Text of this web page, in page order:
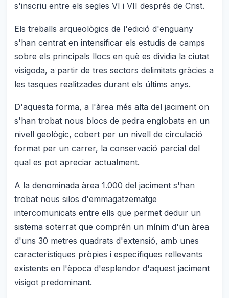
s'inscriu entre els segles VI i VII després de Crist.
Els treballs arqueològics de l'edició d'enguany
s'han centrat en intensificar els estudis de camps
sobre els principals llocs en què es dividia la ciutat
visigoda, a partir de tres sectors delimitats gràcies a
les tasques realitzades durant els últims anys.
D'aquesta forma, a l'àrea més alta del jaciment on
s'han trobat nous blocs de pedra englobats en un
nivell geològic, cobert per un nivell de circulació
format per un carrer, la conservació parcial del
qual es pot apreciar actualment.
A la denominada àrea 1.000 del jaciment s'han
trobat nous silos d'emmagatzematge
intercomunicats entre ells que permet deduir un
sistema soterrat que comprén un mínim d'un àrea
d'uns 30 metres quadrats d'extensió, amb unes
característiques pròpies i específiques rellevants
existents en l'època d'esplendor d'aquest jaciment
visigot predominant.